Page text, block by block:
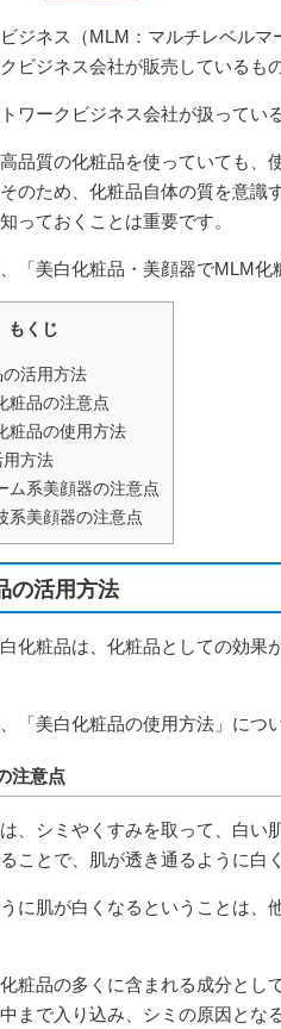
ジネス（MLM：マルチレベル
ビジネス会社が販売しているも
ワークビジネス会社が扱ってい
品質の化粧品を使っていても、
のため、化粧品自体の質を意識
っておくことは重要です。
「美白化粧品・美顔器でMLM化
もくじ
活用方法
粧品の注意点
粧品の使用方法
用方法
ム系美顔器の注意点
系美顔器の注意点
の活用方法
化粧品は、化粧品としての効
「美白化粧品の使用方法」につ
注意点
、シミやくすみを取って、白い
ことで、肌が透き通るように白
に肌が白くなるということは、
粧品の多くに含まれる成分とし
まで入り込み、シミの原因とな